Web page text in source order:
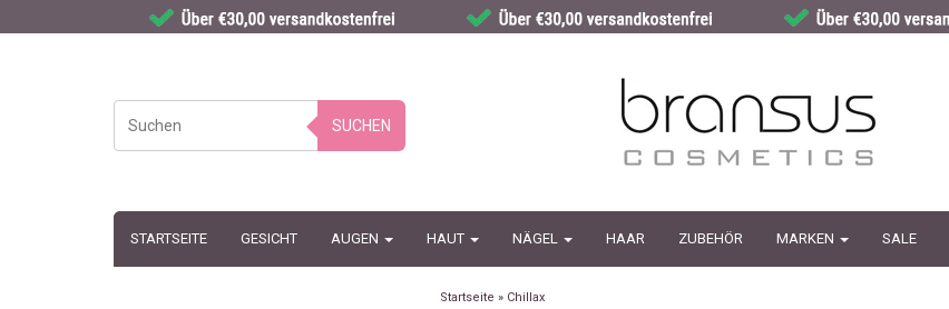
SUCHEN
STARTSEITE GESICHT AUGEN HAUT NÄGEL HAAR ZUBEHÖR MARKEN SALE
Startseite » Chillax